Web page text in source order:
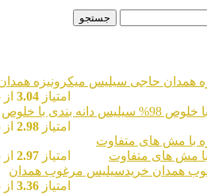
سیلیس میکرونیزه همدان
امتیاز3.04از 5
سیلیس دانه بندی با خلوص
امتیاز2.98از 5
های متفاوت امتیاز2.97از 5
خریدسیلیس مرغوب همدان
امتیاز3.36از 5